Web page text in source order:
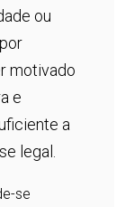
ou
motivado
e
a
legal.
se